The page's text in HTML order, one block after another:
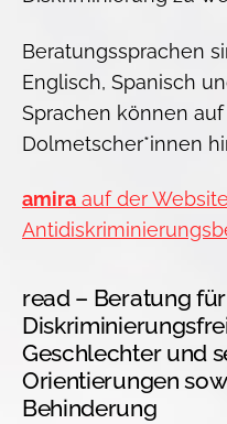
Beratungssprachen
Englisch, Spanisch
Sprachen können
Dolmetscher*innen
amira auf der
read – Beratung
Geschlechter und
Orientierungen
Behinderung